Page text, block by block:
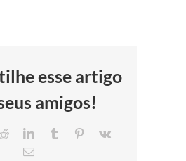
esse artigo
amigos!
RedditLinkedInTumblr Pinterest
Vk
E-